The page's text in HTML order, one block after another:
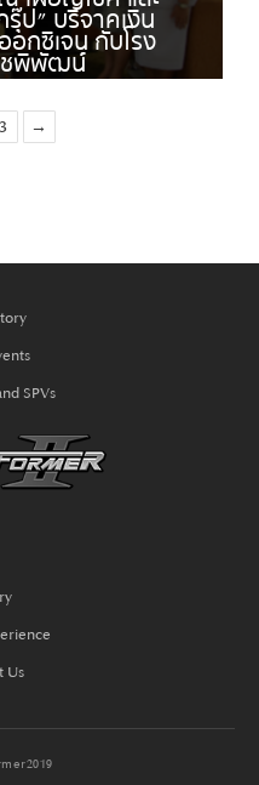
ป” บริจาคเงิน
อกซิเจน กับโรง
ชพิพัฒน์
3 →
SPVs
Us